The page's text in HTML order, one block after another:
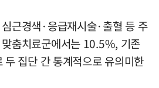
근경색·응급재시술·출혈 등 주
춤치료군에서는 10.5%, 기존
집단 간 통계적으로 유의미한